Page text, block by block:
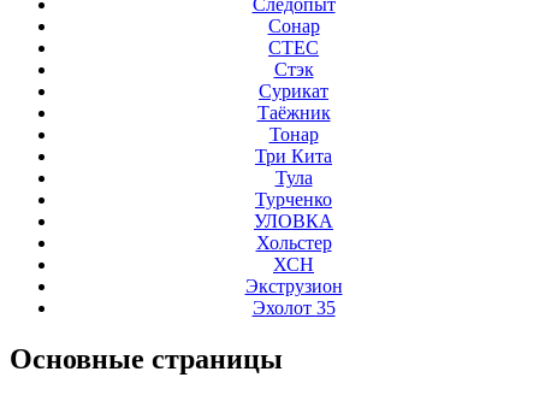
Следопыт
Сонар
СТЕС
Стэк
Сурикат
Таёжник
Тонар
Три Кита
Тула
Турченко
УЛОВКА
Хольстер
ХСН
Экструзион
Эхолот 35
Основные страницы